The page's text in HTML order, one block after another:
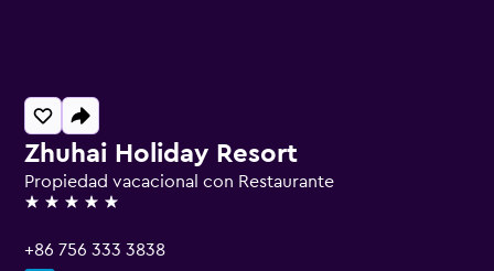
Zhuhai Holiday Resort
Propiedad vacacional con Restaurante
5 estrellas
+86 756 333 3838